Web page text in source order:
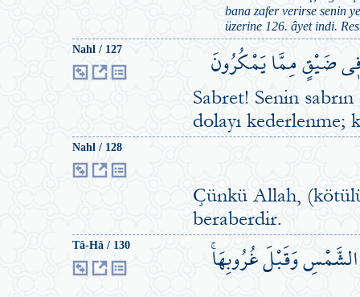
bana zafer verirse senin
üzerine 126. âyet indi.
Nahl / 127 ف۪ي ضَيْقٍ مِمَّا يَمْكُرُونَ
Sabret! Senin
dolayı kederlenme;
Nahl / 128
Çünkü Allah,
beraberdir.
Tâ-Hâ / 130 وَقَبْلَ غُرُوبِهَاۚ